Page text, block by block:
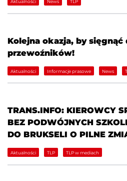
Aktualności News TLP
Kolejna okazja, by
przewoźników!
Aktualności Informacje prasowe News
TRANS.INFO: KIEROWCY
BEZ PODWÓJNYCH
DO BRUKSELI O PILNE
Aktualności TLP TLP w mediach